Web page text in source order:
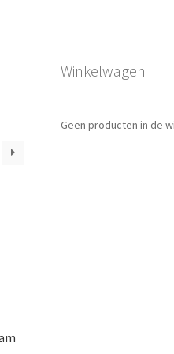
Winkelwagen
Geen producten in de